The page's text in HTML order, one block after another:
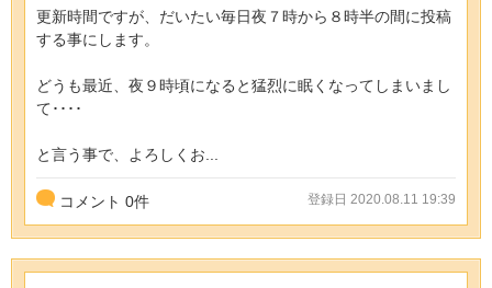
更新時間ですが、だいたい毎日夜７時から８時半の間に投稿
する事にします。
どうも最近、夜９時頃になると猛烈に眠くなってしまいまし
て････
と言う事で、よろしくお...
コメント 0件 登録日 2020.08.11 19:39